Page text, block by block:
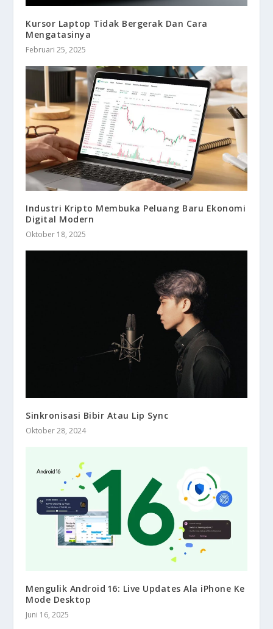
Kursor Laptop Tidak Bergerak Dan Cara
Mengatasinya
Februari 25, 2025
Industri Kripto Membuka Peluang Baru Ekonomi
Digital Modern
Oktober 18, 2025
Sinkronisasi Bibir Atau Lip Sync
Oktober 28, 2024
Mengulik Android 16: Live Updates Ala iPhone Ke
Mode Desktop
Juni 16, 2025